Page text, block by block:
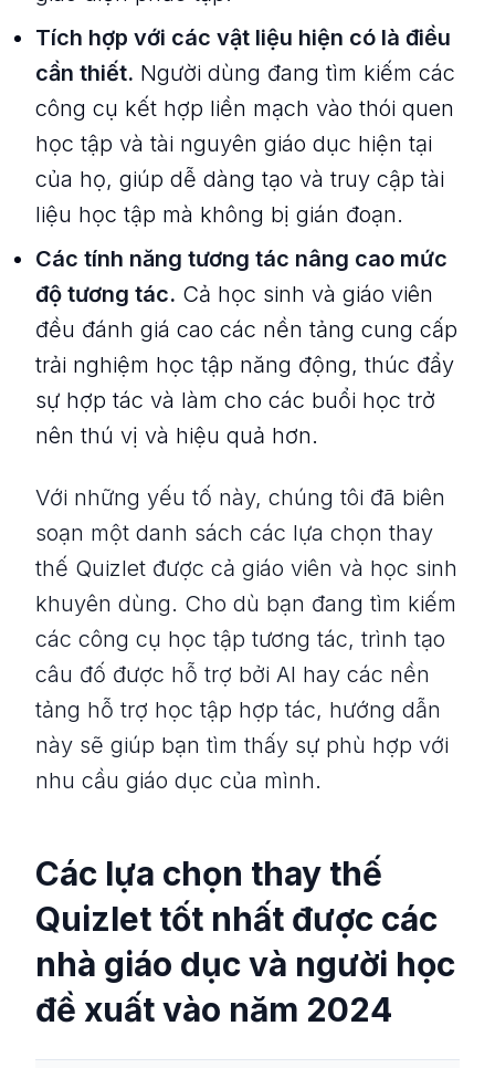
Tích hợp với các vật liệu hiện có là điều
cần thiết. Người dùng đang tìm kiếm các
công cụ kết hợp liền mạch vào thói quen
học tập và tài nguyên giáo dục hiện tại
của họ, giúp dễ dàng tạo và truy cập tài
liệu học tập mà không bị gián đoạn.
Các tính năng tương tác nâng cao mức
độ tương tác. Cả học sinh và giáo viên
đều đánh giá cao các nền tảng cung cấp
trải nghiệm học tập năng động, thúc đẩy
sự hợp tác và làm cho các buổi học trở
nên thú vị và hiệu quả hơn.
Với những yếu tố này, chúng tôi đã biên
soạn một danh sách các lựa chọn thay
thế Quizlet được cả giáo viên và học sinh
khuyên dùng. Cho dù bạn đang tìm kiếm
các công cụ học tập tương tác, trình tạo
câu đố được hỗ trợ bởi AI hay các nền
tảng hỗ trợ học tập hợp tác, hướng dẫn
này sẽ giúp bạn tìm thấy sự phù hợp với
nhu cầu giáo dục của mình.
Các lựa chọn thay thế
Quizlet tốt nhất được các
nhà giáo dục và người học
đề xuất vào năm 2024